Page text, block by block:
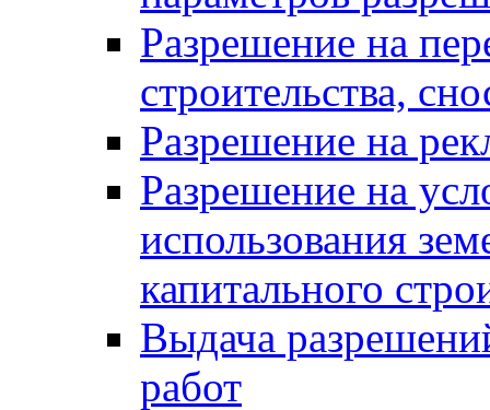
Разрешение на
строительства,
Разрешение на
Разрешение на
использования
капитального
Выдача
работ